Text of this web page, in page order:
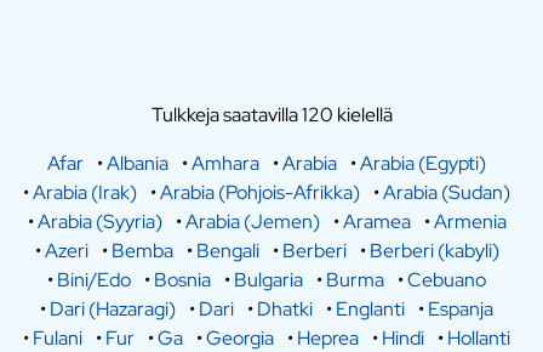
Tulkkeja saatavilla 120 kielellä
Afar •Albania •Amhara •Arabia •Arabia (Egypti)
•Arabia (Irak) •Arabia (Pohjois-Afrikka) •Arabia (Sudan)
•Arabia (Syyria) •Arabia (Jemen) •Aramea •Armenia
•Azeri •Bemba •Bengali •Berberi •Berberi (kabyli)
•Bini/Edo •Bosnia •Bulgaria •Burma •Cebuano
•Dari (Hazaragi) •Dari •Dhatki •Englanti •Espanja
•Fulani •Fur •Ga •Georgia •Heprea •Hindi •Hollanti